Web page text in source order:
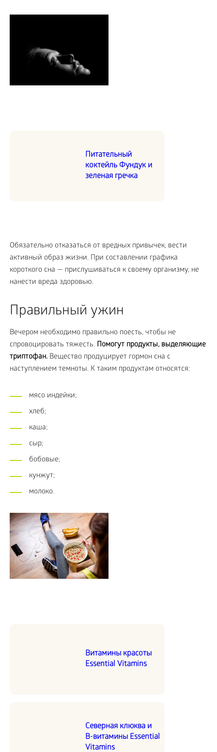
Питательный
коктейль Фундук и
зеленая гречка
Обязательно отказаться от вредных привычек, вести
активный образ жизни. При составлении графика
короткого сна — прислушиваться к своему организму, не
нанести вреда здоровью.
Правильный ужин
Вечером необходимо правильно поесть, чтобы не
спровоцировать тяжесть. Помогут продукты, выделяющие
триптофан. Вещество продуцирует гормон сна с
наступлением темноты. К таким продуктам относятся:
мясо индейки;
хлеб;
каша;
сыр;
бобовые;
кунжут;
молоко.
Витамины красоты
Essential Vitamins
Северная клюква и
В-витамины Essential
Vitamins